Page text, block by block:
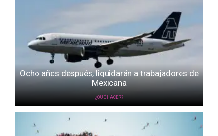
Ocho años después, liquidarán a trabajadores de
Mexicana
¿QUÉ HACER?